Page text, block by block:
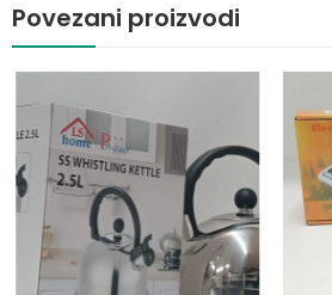
Povezani proizvodi